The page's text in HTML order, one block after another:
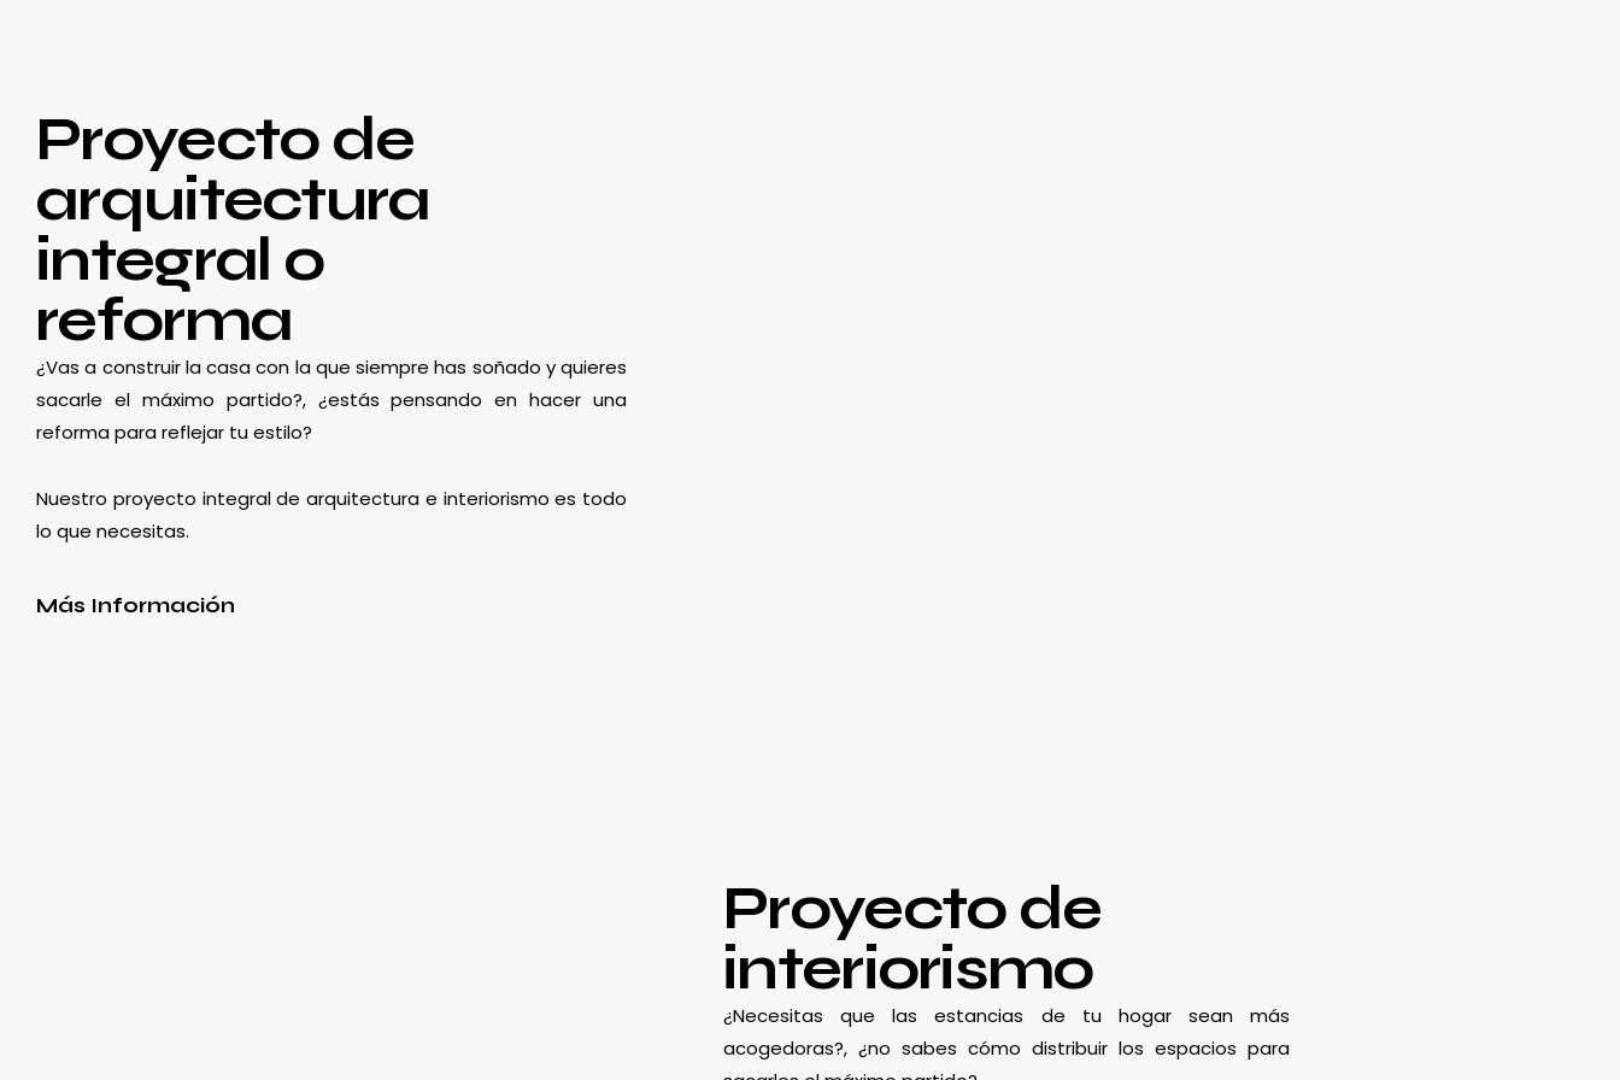
Proyecto de
arquitectura
integral o
reforma
¿Vas a construir la casa con la que siempre has soñado y quieres
sacarle el máximo partido?, ¿estás pensando en hacer una
reforma para reflejar tu estilo?
Nuestro proyecto integral de arquitectura e interiorismo es todo
lo que necesitas.
Más Información
Proyecto de
interiorismo
¿Necesitas que las estancias de tu hogar sean más
acogedoras?, ¿no sabes cómo distribuir los espacios para